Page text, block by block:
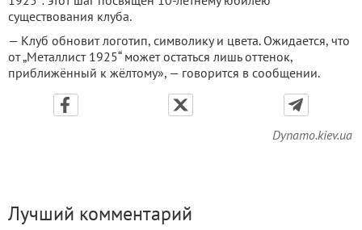
существования клуба.
— Клуб обновит логотип, символику и цвета. Ожидается, что
от „Металлист 1925“ может остаться лишь оттенок,
приближённый к жёлтому», — говорится в сообщении.
Dynamo.kiev.ua
Лучший комментарий